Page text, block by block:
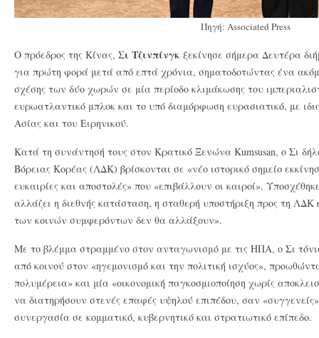
Πηγή: Associated Press
Ο πρόεδρος της Κίνας, Σι Τζινπίνγκ ξεκίνησε σήμερα Δευτέρα
για πρώτη φορά μετά από επτά χρόνια, σηματοδοτώντας ένα
σχέσης των δύο χωρών σε μία περίοδο κλιμάκωσης του
ευρωατλαντικό μπλοκ και το υπό διαμόρφωση ευρασιατικό, με
Ασίας και του Ειρηνικού.
Κατά τη συνάντησή τους στον Κρατικό Ξενώνα Kumsusan, ο Σι
Βόρειας Κορέας (ΛΔΚ) βρίσκονται σε «νέο ιστορικό σημείο
ευκαιρίες και αποστολές» που «επιβάλλουν οι καιροί».
αλλάζει η διεθνής κατάσταση, η σταθερή υποστήριξη προς τη
των κοινών συμφερόντων δεν θα αλλάξουν».
Με το βλέμμα στραμμένο στον ανταγωνισμό με τις ΗΠΑ, ο Σι
από κοινού στον «ηγεμονισμό και την πολιτική ισχύος»,
πολυμέρεια» και μία «οικονομική παγκοσμιοποίηση χωρίς
να διατηρήσουν στενές επαφές υψηλού επιπέδου, σαν
συνεργασία σε κομματικό, κυβερνητικό και στρατιωτικό επίπεδο.